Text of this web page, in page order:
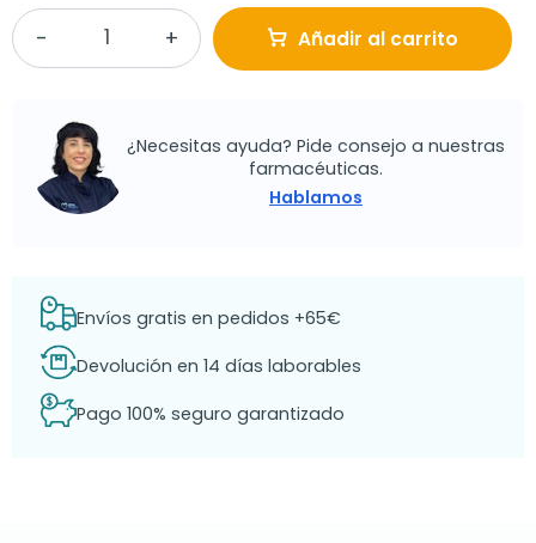
Añadir al carrito
¿Necesitas ayuda? Pide consejo a nuestras
farmacéuticas.
Hablamos
Envíos gratis en pedidos +65€
Devolución en 14 días laborables
Pago 100% seguro garantizado